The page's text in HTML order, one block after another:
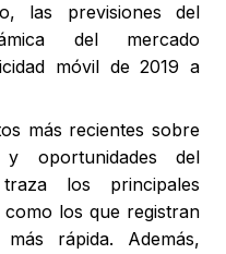
las previsiones del
del mercado
móvil de 2019 a
más recientes sobre
oportunidades del
los principales
los que registran
rápida. Además,